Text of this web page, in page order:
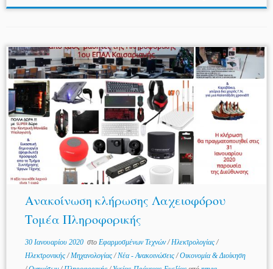
Ανακοίνωση κλήρωσης Λαχειοφόρου
Τομέα Πληροφορικής
30 Ιανουαρίου 2020στο Εφαρμοσμένων Τεχνών/Ηλεκτρολογίας/
Ηλεκτρονικής/Μηχανολογίας/Νέα - Ανακοινώσεις/Οικονομία & Διοίκηση